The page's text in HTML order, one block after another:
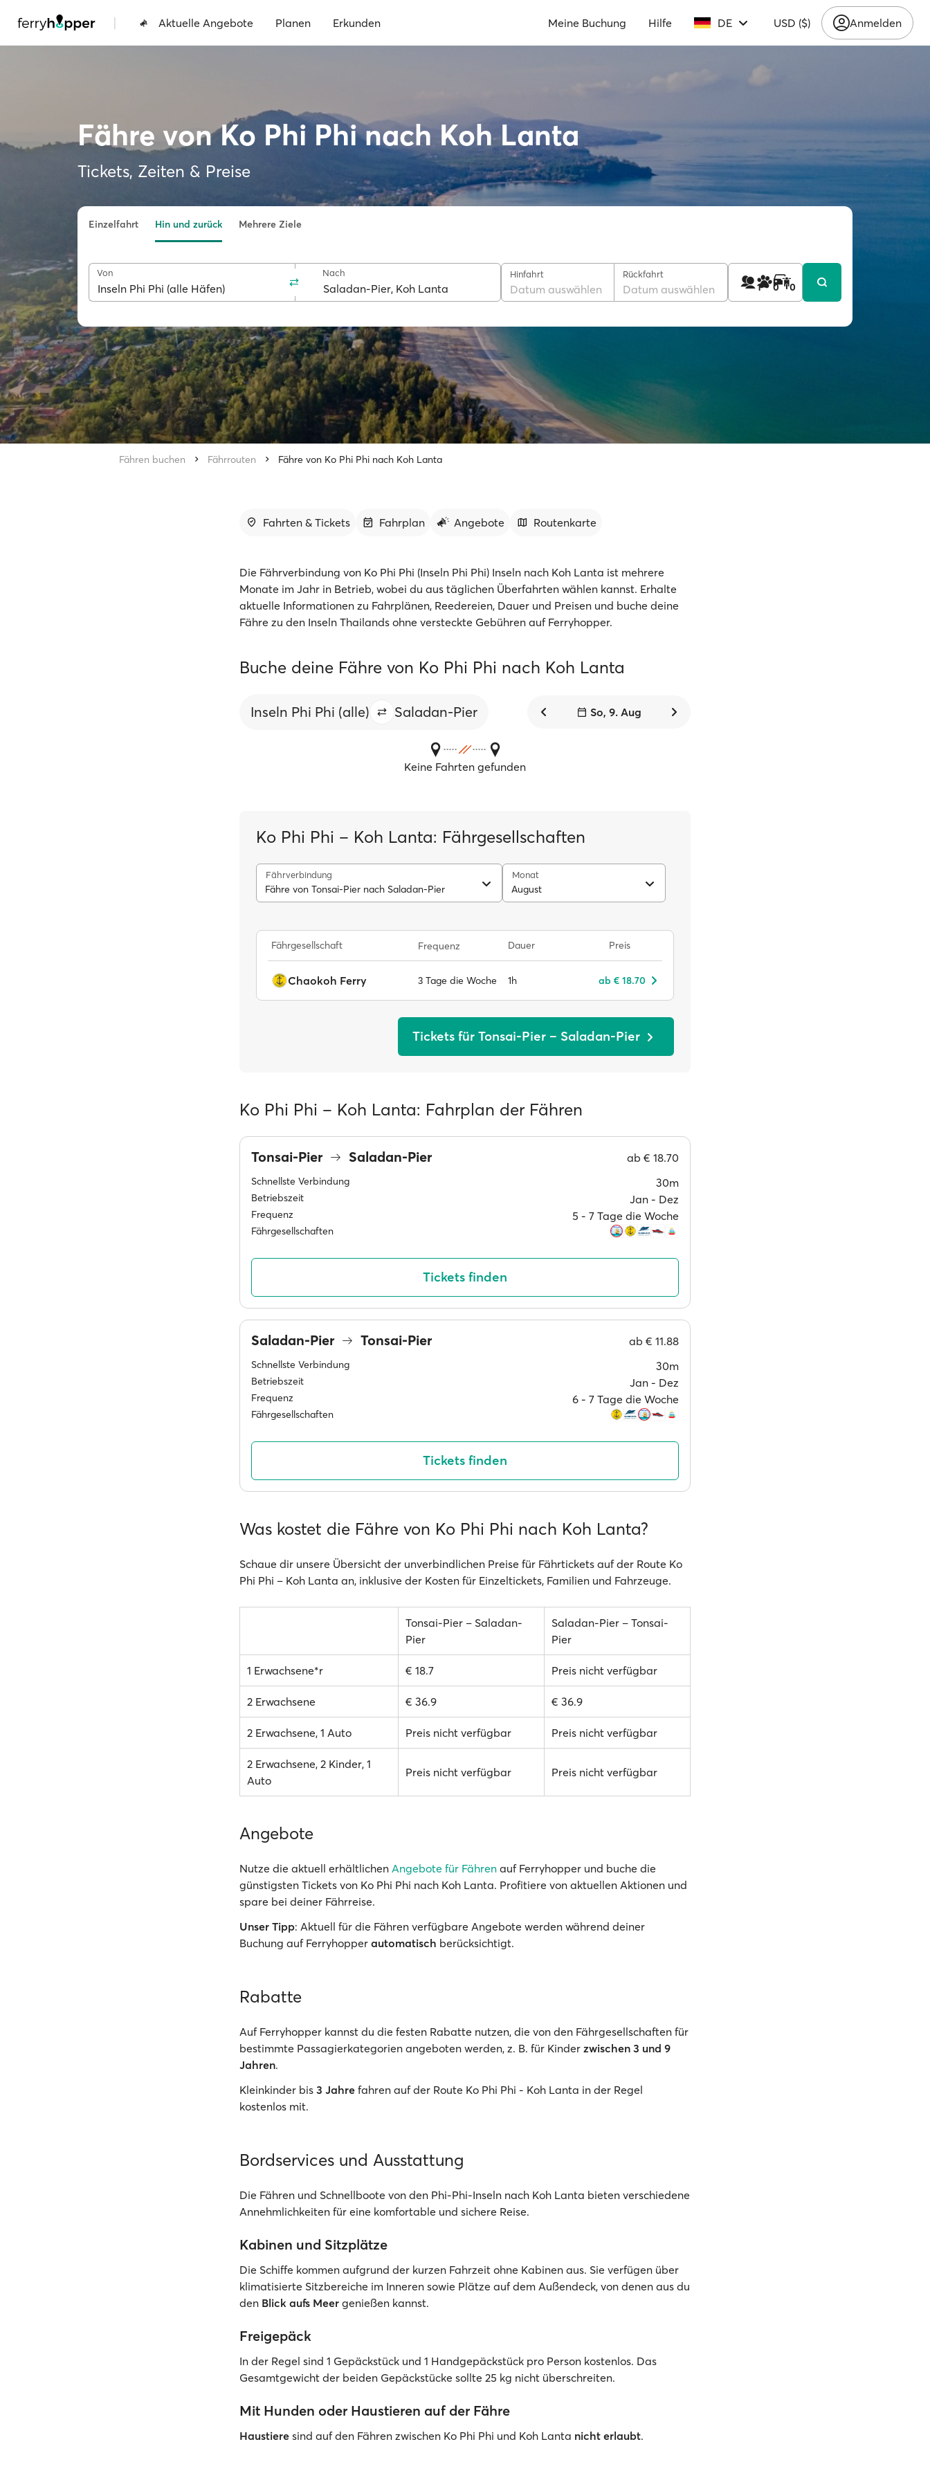
| Aktuelle Angebote Planen Erkunden Meine Buchung Hilfe DE USD ($) Anmelden
Fähre von Ko Phi Phi nach Koh Lanta
Tickets, Zeiten & Preise
Einzelfahrt Hin und zurück Mehrere Ziele
Von Nach Hinfahrt
Datum auswählen
Rückfahrt
Datum auswählen 1 0 0
Fähren buchen Fährrouten Fähre von Ko Phi Phi nach Koh Lanta
Fahrten & Tickets Fahrplan Angebote Routenkarte
Die Fährverbindung von Ko Phi Phi (Inseln Phi Phi) Inseln nach Koh Lanta ist mehrere
Monate im Jahr in Betrieb, wobei du aus täglichen Überfahrten wählen kannst. Erhalte
aktuelle Informationen zu Fahrplänen, Reedereien, Dauer und Preisen und buche deine
Fähre zu den Inseln Thailands ohne versteckte Gebühren auf Ferryhopper.
Buche deine Fähre von Ko Phi Phi nach Koh Lanta
Inseln Phi Phi (alle) Saladan-Pier So, 9. Aug
Keine Fahrten gefunden
Ko Phi Phi – Koh Lanta: Fährgesellschaften
Fährverbindung
Fähre von Tonsai-Pier nach Saladan-Pier
Monat
August
Fährgesellschaft Frequenz Dauer Preis
Chaokoh Ferry 3 Tage die Woche 1h ab € 18.70
Tickets für Tonsai-Pier – Saladan-Pier
Ko Phi Phi – Koh Lanta: Fahrplan der Fähren
Tonsai-Pier Saladan-Pier ab € 18.70
Schnellste Verbindung 30m
Betriebszeit Jan ‐ Dez
Frequenz 5 ‐ 7 Tage die Woche
Fährgesellschaften
Tickets finden
Saladan-Pier Tonsai-Pier ab € 11.88
Schnellste Verbindung 30m
Betriebszeit Jan ‐ Dez
Frequenz 6 ‐ 7 Tage die Woche
Fährgesellschaften
Tickets finden
Was kostet die Fähre von Ko Phi Phi nach Koh Lanta?
Schaue dir unsere Übersicht der unverbindlichen Preise für Fährtickets auf der Route Ko
Phi Phi – Koh Lanta an, inklusive der Kosten für Einzeltickets, Familien und Fahrzeuge.
Tonsai-Pier – Saladan-
Pier
Saladan-Pier – Tonsai-
Pier
1 Erwachsene*r € 18.7 Preis nicht verfügbar
2 Erwachsene € 36.9 € 36.9
2 Erwachsene, 1 Auto Preis nicht verfügbar Preis nicht verfügbar
2 Erwachsene, 2 Kinder, 1
Auto
Preis nicht verfügbar Preis nicht verfügbar
Angebote
Nutze die aktuell erhältlichen Angebote für Fähren auf Ferryhopper und buche die
günstigsten Tickets von Ko Phi Phi nach Koh Lanta. Profitiere von aktuellen Aktionen und
spare bei deiner Fährreise.
Unser Tipp: Aktuell für die Fähren verfügbare Angebote werden während deiner
Buchung auf Ferryhopper automatisch berücksichtigt.
Rabatte
Auf Ferryhopper kannst du die festen Rabatte nutzen, die von den Fährgesellschaften für
bestimmte Passagierkategorien angeboten werden, z. B. für Kinder zwischen 3 und 9
Jahren.
Kleinkinder bis 3 Jahre fahren auf der Route Ko Phi Phi - Koh Lanta in der Regel
kostenlos mit.
Bordservices und Ausstattung
Die Fähren und Schnellboote von den Phi-Phi-Inseln nach Koh Lanta bieten verschiedene
Annehmlichkeiten für eine komfortable und sichere Reise.
Kabinen und Sitzplätze
Die Schiffe kommen aufgrund der kurzen Fahrzeit ohne Kabinen aus. Sie verfügen über
klimatisierte Sitzbereiche im Inneren sowie Plätze auf dem Außendeck, von denen aus du
den Blick aufs Meer genießen kannst.
Freigepäck
In der Regel sind 1 Gepäckstück und 1 Handgepäckstück pro Person kostenlos. Das
Gesamtgewicht der beiden Gepäckstücke sollte 25 kg nicht überschreiten.
Mit Hunden oder Haustieren auf der Fähre
Haustiere sind auf den Fähren zwischen Ko Phi Phi und Koh Lanta nicht erlaubt.​